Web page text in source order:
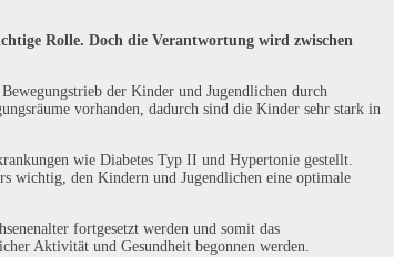
Rolle. Doch die Verantwortung wird zwischen
der Kinder und Jugendlichen durch
vorhanden, dadurch sind die Kinder sehr stark in
wie Diabetes Typ II und Hypertonie gestellt.
wichtig, den Kindern und Jugendlichen eine optimale
fortgesetzt werden und somit das
Aktivität und Gesundheit begonnen werden.